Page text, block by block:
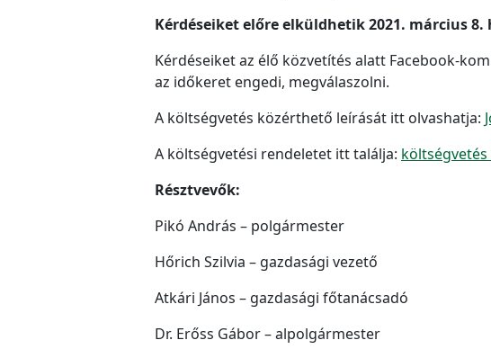
Kérdéseiket előre elküldhetik 2021. március
Kérdéseiket az élő közvetítés alatt Facebook-
az időkeret engedi, megválaszolni.
A költségvetés közérthető leírását itt olvashatja:
A költségvetési rendeletet itt találja: költségvetés
Résztvevők:
Pikó András – polgármester
Hőrich Szilvia – gazdasági vezető
Atkári János – gazdasági főtanácsadó
Dr. Erőss Gábor – alpolgármester